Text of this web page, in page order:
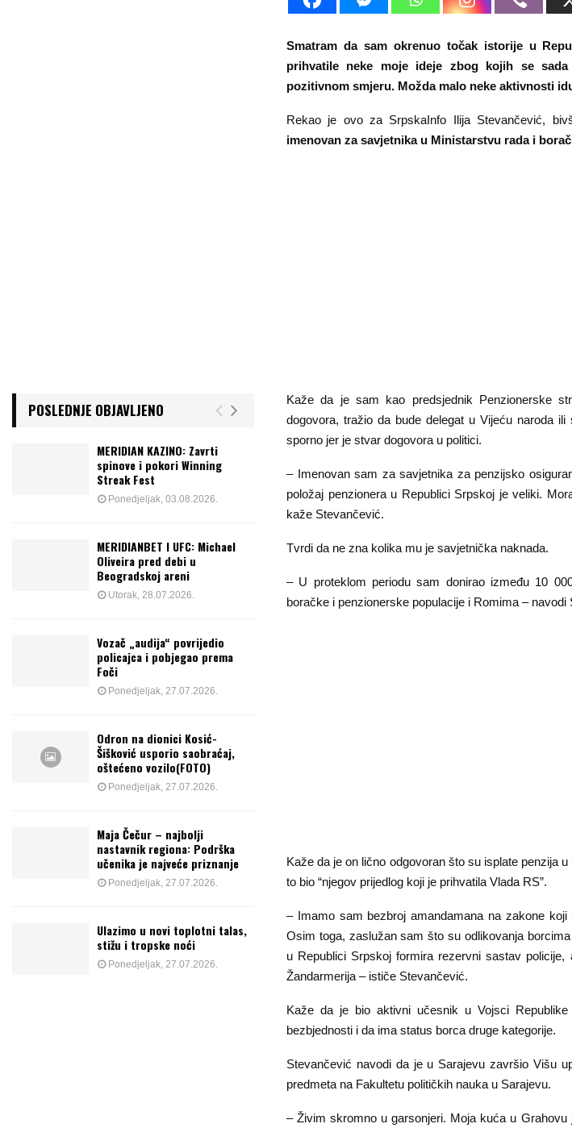
Smatram da sam okrenuo točak istorije u
prihvatile neke moje ideje zbog kojih se
pozitivnom smjeru. Možda malo neke aktivnosti
Rekao je ovo za SrpskaInfo Ilija Stevančević,
imenovan za savjetnika u Ministarstvu rada i
Kaže da je sam kao predsjednik Penzionerske
dogovora, tražio da bude delegat u Vijeću naroda
sporno jer je stvar dogovora u politici.
– Imenovan sam za savjetnika za penzijsko
položaj penzionera u Republici Srpskoj je veliki.
kaže Stevančević.
Tvrdi da ne zna kolika mu je savjetnička naknada.
– U proteklom periodu sam donirao između 10
boračke i penzionerske populacije i Romima – navodi
Kaže da je on lično odgovoran što su isplate penzija
to bio “njegov prijedlog koji je prihvatila Vlada RS”.
– Imamo sam bezbroj amandamana na zakone
Osim toga, zaslužan sam što su odlikovanja
u Republici Srpskoj formira rezervni sastav
Žandarmerija – ističe Stevančević.
Kaže da je bio aktivni učesnik u Vojsci
bezbjednosti i da ima status borca druge kategorije.
Stevančević navodi da je u Sarajevu završio Višu
predmeta na Fakultetu političkih nauka u Sarajevu.
– Živim skromno u garsonjeri. Moja kuća u
POSLEDNJE OBJAVLJENO
MERIDIAN KAZINO: Zavrti
spinove i pokori Winning
Streak Fest
Ponedjeljak, 03.08.2026.
MERIDIANBET I UFC: Michael
Oliveira pred debi u
Beogradskoj areni
Utorak, 28.07.2026.
Vozač „audija“ povrijedio
policajca i pobjegao prema
Foči
Ponedjeljak, 27.07.2026.
Odron na dionici Kosić-
Šišković usporio saobraćaj,
oštećeno vozilo(FOTO)
Ponedjeljak, 27.07.2026.
Maja Čečur – najbolji
nastavnik regiona: Podrška
učenika je najveće priznanje
Ponedjeljak, 27.07.2026.
Ulazimo u novi toplotni talas,
stižu i tropske noći
Ponedjeljak, 27.07.2026.